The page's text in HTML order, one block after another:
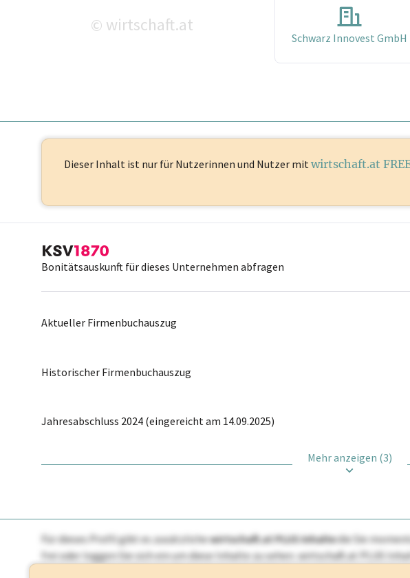
© wirtschaft.at
Schwarz Innovest GmbH
Dieser Inhalt ist nur für Nutzerinnen und Nutzer mit wirtschaft.at
Bonitätsauskunft für dieses Unternehmen abfragen
Aktueller Firmenbuchauszug
Historischer Firmenbuchauszug
Jahresabschluss 2024 (eingereicht am 14.09.2025)
Mehr anzeigen (3)
Für dieses Profil gibt es zusätzlichewirtschaft.at PLUS Inhaltedie Sie
frei oder loggen Sie sich ein um diese Inhalte zu sehen. wirtschaft.at PLUS